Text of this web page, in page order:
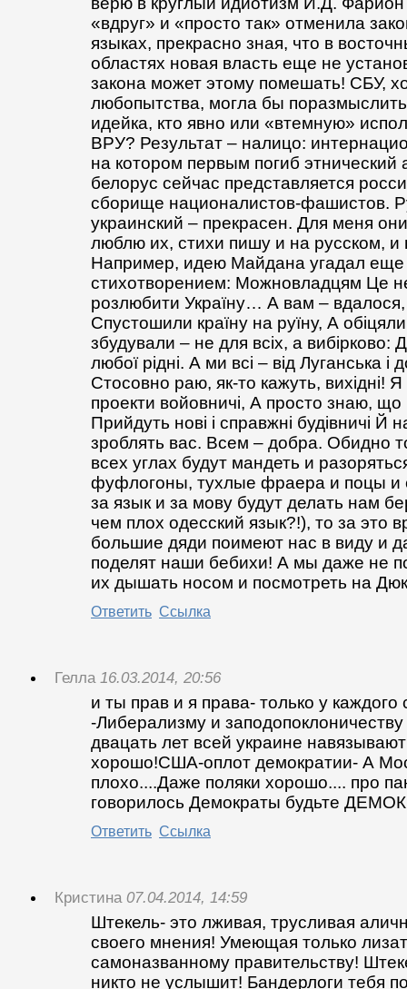
«вдруг» и «просто так» отменила
языках, прекрасно зная, что в
областях новая власть еще не
закона может этому помешать! СБУ,
любопытства, могла бы
идейка, кто явно или «втемную»
ВРУ? Результат – налицо:
на котором первым погиб
белорус сейчас представляется
сборище националистов-фашистов.
украинский – прекрасен. Для меня
люблю их, стихи пишу и на русском, и
Например, идею Майдана угадал еще
стихотворением: Можновладцям Це
розлюбити Україну… А вам – вдалося,
Спустошили країну на руїну, А
збудували – не для всіх, а вибірково:
любої рідні. А ми всі – від Луганська і
Стосовно раю, як-то кажуть, вихідні!
проекти войовничі, А просто знаю, що
Прийдуть нові і справжні будівничі Й
зроблять вас. Всем – добра. Обидно
всех углах будут мандеть и
фуфлогоны, тухлые фраера и поцы и
за язык и за мову будут делать нам
чем плох одесский язык?!), то за это
большие дяди поимеют нас в виду и
поделят наши бебихи! А мы даже не
их дышать носом и посмотреть на
Ответить Ссылка
Гелла 16.03.2014, 20:56
и ты прав и я права- только у каждого
-Либерализму и
двацать лет всей украине
хорошо!США-оплот демократии- А
плохо....Даже поляки хорошо.... про
говорилось Демократы будьте
Ответить Ссылка
Кристина 07.04.2014, 14:59
Штекель- это лживая, трусливая
своего мнения! Умеющая только
самоназванному правительству!
никто не услышит! Бандерлоги тебя